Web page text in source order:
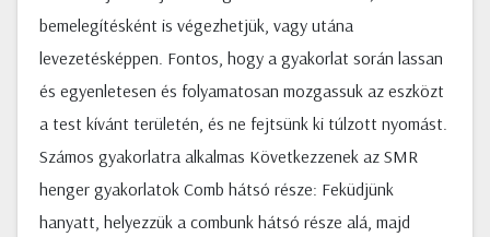
bemelegítésként is végezhetjük, vagy utána
levezetésképpen. Fontos, hogy a gyakorlat során lassan
és egyenletesen és folyamatosan mozgassuk az eszközt
a test kívánt területén, és ne fejtsünk ki túlzott nyomást.
Számos gyakorlatra alkalmas Következzenek az SMR
henger gyakorlatok Comb hátsó része: Feküdjünk
hanyatt, helyezzük a combunk hátsó része alá, majd